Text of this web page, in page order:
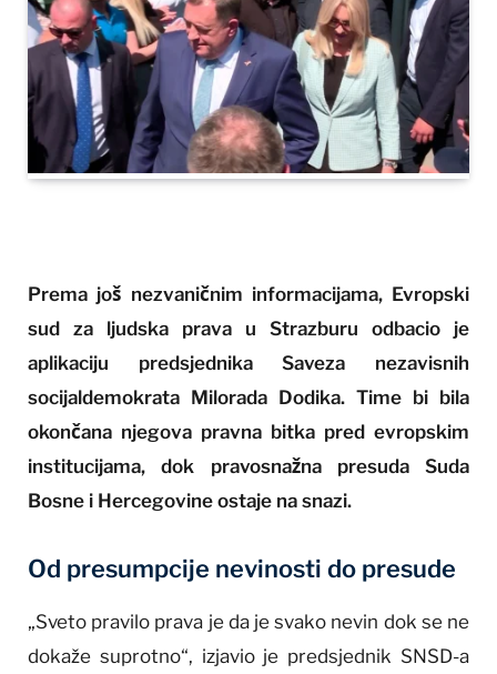
Prema još nezvaničnim informacijama, Evropski
sud za ljudska prava u Strazburu odbacio je
aplikaciju predsjednika Saveza nezavisnih
socijaldemokrata Milorada Dodika. Time bi bila
okončana njegova pravna bitka pred evropskim
institucijama, dok pravosnažna presuda Suda
Bosne i Hercegovine ostaje na snazi.
Od presumpcije nevinosti do presude
„Sveto pravilo prava je da je svako nevin dok se ne
dokaže suprotno“, izjavio je predsjednik SNSD-a